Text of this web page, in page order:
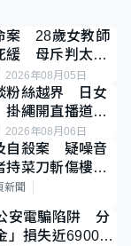
案 28歲女教師
緩 母斥判太重
2026年08月05日
粉絲越界 日女
繩開直播道歉
2026年08月06日
自殺案 疑噪音
菜刀斬傷樓上
新聞
安電騙陷阱 分
」損失近6900萬